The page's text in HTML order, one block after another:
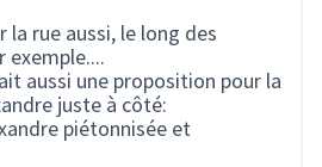
la rue aussi, le long des
exemple....
aussi une proposition pour la
juste à côté:
piétonnisée et